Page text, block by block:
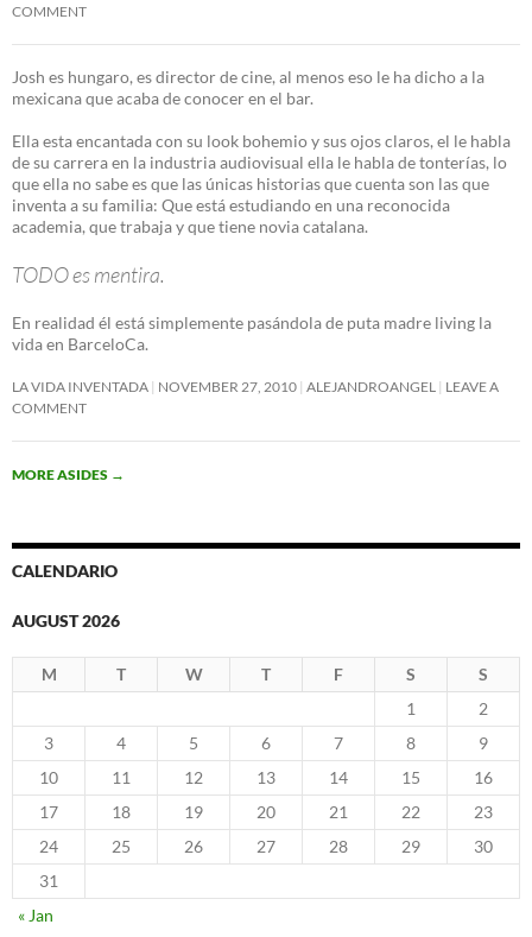
COMMENT
Josh es hungaro, es director de cine, al menos eso le ha dicho a la
mexicana que acaba de conocer en el bar.
Ella esta encantada con su look bohemio y sus ojos claros, el le habla
de su carrera en la industria audiovisual ella le habla de tonterías, lo
que ella no sabe es que las únicas historias que cuenta son las que
inventa a su familia: Que está estudiando en una reconocida
academia, que trabaja y que tiene novia catalana.
TODO es mentira.
En realidad él está simplemente pasándola de puta madre living la
vida en BarceloCa.
LA VIDA INVENTADA NOVEMBER 27, 2010 ALEJANDROANGEL
LEAVE A
COMMENT
MORE ASIDES →
CALENDARIO
AUGUST 2026
M T W T F S
S
1
2
3
4 5 6 7 8
9
10
11 12 13 14 15
16
17
18 19 20 21 22
23
24
25 26 27 28 29
30
31
« Jan